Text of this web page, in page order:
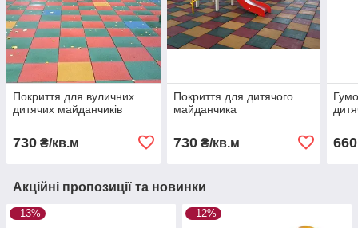
Покриття для вуличних
дитячих майданчиків
730 ₴/кв.м
Покриття для дитячого
майданчика
730₴/кв.м 660
Акційні пропозиції та новинки
–13% –12%